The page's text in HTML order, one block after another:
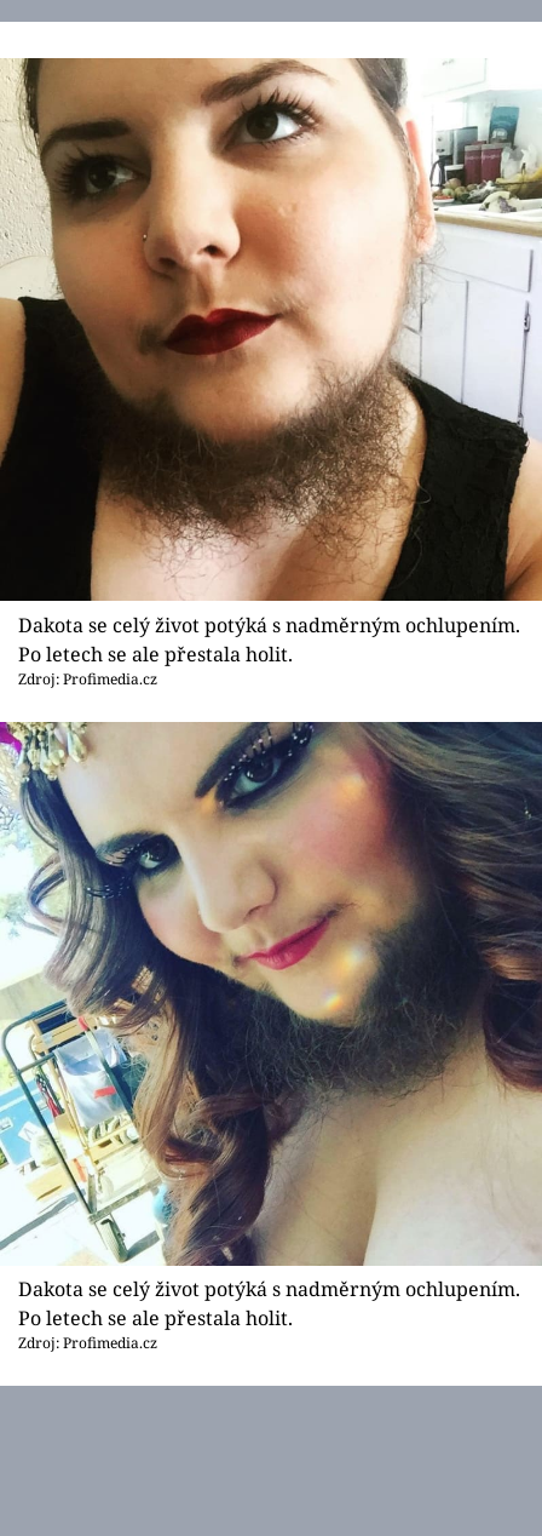
Dakota se celý život potýká s nadměrným ochlupením.
Po letech se ale přestala holit.
Zdroj: Profimedia.cz
Dakota se celý život potýká s nadměrným ochlupením.
Po letech se ale přestala holit.
Zdroj: Profimedia.cz